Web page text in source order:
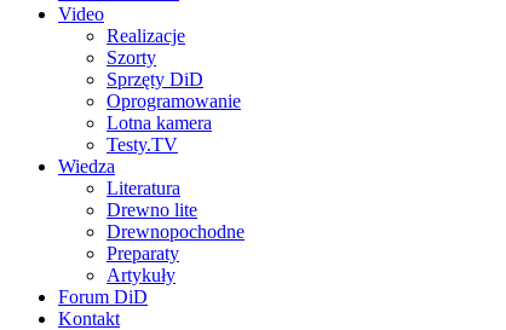
Video
Realizacje
Szorty
Sprzęty DiD
Oprogramowanie
Lotna kamera
Testy.TV
Wiedza
Literatura
Drewno lite
Drewnopochodne
Preparaty
Artykuły
Forum DiD
Kontakt